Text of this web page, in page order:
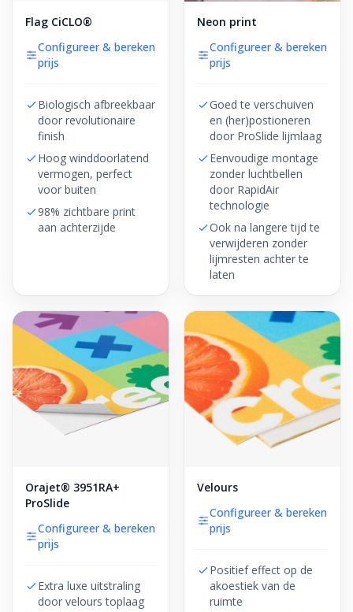
Flag CiCLO®
Configureer & bereken
prijs
Biologisch afbreekbaar
door revolutionaire
finish
Hoog winddoorlatend
vermogen, perfect
voor buiten
98% zichtbare print
aan achterzijde
Neon print
Configureer & bereken
prijs
Goed te verschuiven
en (her)postioneren
door ProSlide lijmlaag
Eenvoudige montage
zonder luchtbellen
door RapidAir
technologie
Ook na langere tijd te
verwijderen zonder
lijmresten achter te
laten
Orajet® 3951RA+
ProSlide
Configureer & bereken
prijs
Extra luxe uitstraling
door velours toplaag
Velours
Configureer & bereken
prijs
Positief effect op de
akoestiek van de
ruimte